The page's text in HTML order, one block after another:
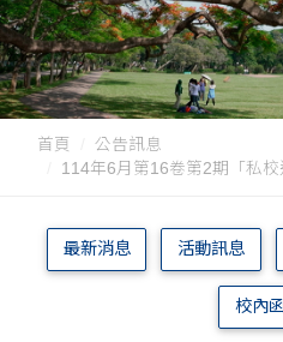
首頁
公告訊息
114年6月第16卷第2期「私
最新消息 活動訊息
校內